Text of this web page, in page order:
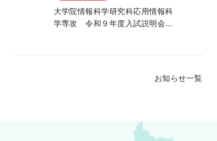
大学院情報科学研究科応用情報科
学専攻 令和９年度入試説明会の
お知らせ一覧